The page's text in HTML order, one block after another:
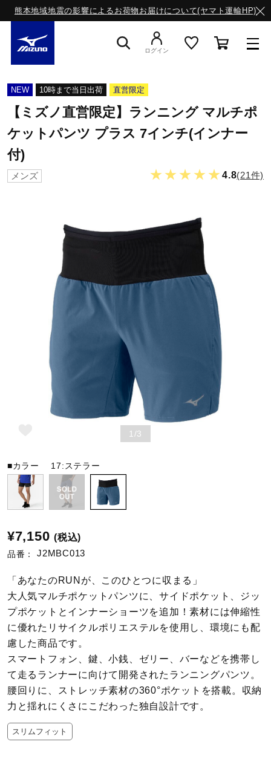
熊本地域地震の影響によるお荷物お届けについて(ヤマト運輸HP)
スニーカー
ライフスタイルウエア
トレーニング
野球
スイム
テニス／ソフトテニス
卓球
ソフトボール
柔道
ログイン
NEW 10時まで当日出荷 直営限定
【ミズノ直営限定】ランニング マルチポ
ケットパンツ プラス 7インチ(インナー
付)
メンズ ★★★★★4.8(21件)
1/3
■カラー 17:ステラー
¥7,150 (税込)
品番： J2MBC013
「あなたのRUNが、このひとつに収まる」
大人気マルチポケットパンツに、サイドポケット、ジッ
プポケットとインナーショーツを追加！素材には伸縮性
に優れたリサイクルポリエステルを使用し、環境にも配
慮した商品です。
スマートフォン、鍵、小銭、ゼリー、バーなどを携帯し
て走るランナーに向けて開発されたランニングパンツ。
腰回りに、ストレッチ素材の360°ポケットを搭載。収納
力と揺れにくさにこだわった独自設計です。
スリムフィット